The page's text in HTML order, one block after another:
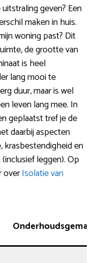
geven? Een
maken in huis.
woning past? Dit
de grootte van
is heel
lang mooi te
duur, maar is wel
leven lang mee. In
geplaatst tref je de
daarbij aspecten
krasbestendigheid en
leggen). Op
overIsolatie van
Onderhoudsgemak